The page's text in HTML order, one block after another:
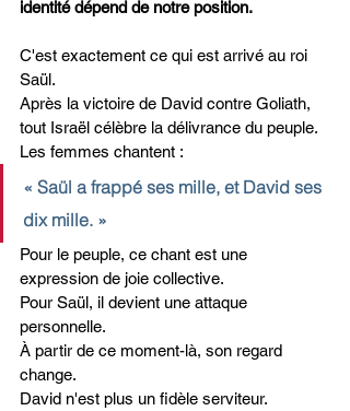
identité dépend de notre position.
C'est exactement ce qui est arrivé au roi
Saül.
Après la victoire de David contre Goliath,
tout Israël célèbre la délivrance du peuple.
Les femmes chantent :
« Saül a frappé ses mille, et David ses
dix mille. »
Pour le peuple, ce chant est une
expression de joie collective.
Pour Saül, il devient une attaque
personnelle.
À partir de ce moment-là, son regard
change.
David n'est plus un fidèle serviteur.